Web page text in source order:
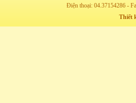
Điện thoại: 04.37154286 -
Thiết